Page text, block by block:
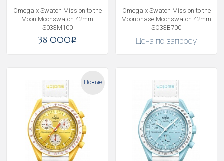
Omega x Swatch Mission to the
Moon Moonswatch 42mm
S033M100
38 000i
Omega x Swatch Mission to the
Moonphase Moonswatch 42mm
SO33B700
Цена по запросу
Новые